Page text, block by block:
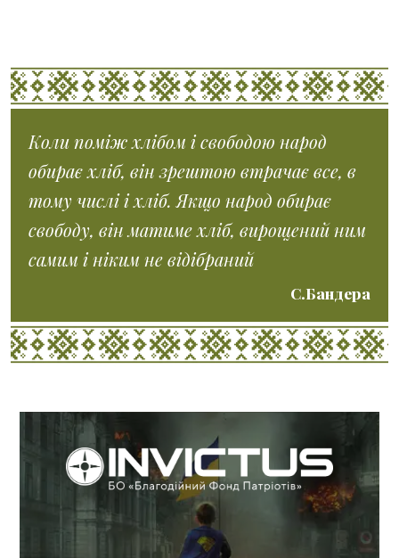
Коли поміж хлібом і свободою народ
обирає хліб, він зрештою втрачає все, в
тому числі і хліб. Якщо народ обирає
свободу, він матиме хліб, вирощений ним
самим і ніким не відібраний
С.Бандера